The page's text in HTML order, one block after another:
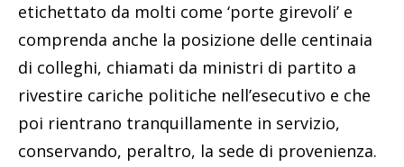
etichettato da molti come ‘porte girevoli’ e
comprenda anche la posizione delle centinaia
di colleghi, chiamati da ministri di partito a
rivestire cariche politiche nell’esecutivo e che
poi rientrano tranquillamente in servizio,
conservando, peraltro, la sede di provenienza.